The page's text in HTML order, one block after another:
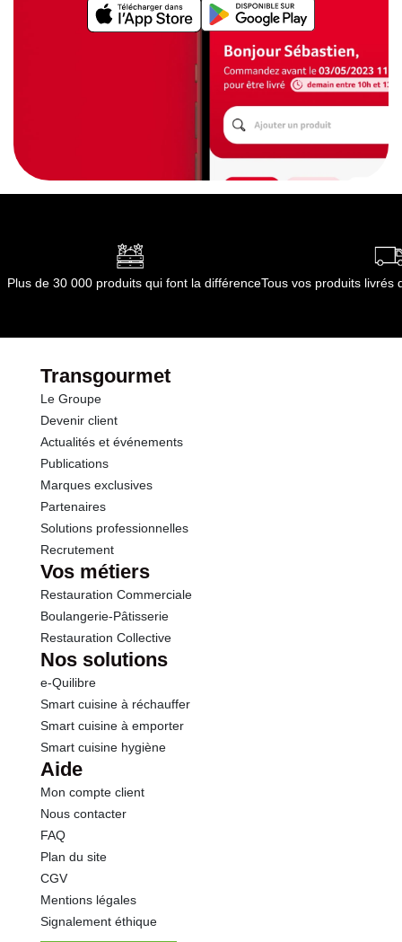
Plus de 30 000 produits qui font la différenceTous vos produits livrés
Transgourmet
Le Groupe
Devenir client
Actualités et événements
Publications
Marques exclusives
Partenaires
Solutions professionnelles
Recrutement
Vos métiers
Restauration Commerciale
Boulangerie-Pâtisserie
Restauration Collective
Nos solutions
e-Quilibre
Smart cuisine à réchauffer
Smart cuisine à emporter
Smart cuisine hygiène
Aide
Mon compte client
Nous contacter
FAQ
Plan du site
CGV
Mentions légales
Signalement éthique